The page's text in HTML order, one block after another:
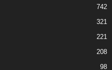
742
321
221
208
98